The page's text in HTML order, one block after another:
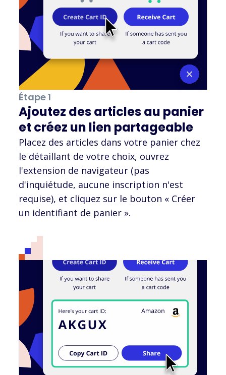
Étape 1
Ajoutez des articles au panier
et créez un lien partageable
Placez des articles dans votre panier chez
le détaillant de votre choix, ouvrez
l'extension de navigateur (pas
d'inquiétude, aucune inscription n'est
requise), et cliquez sur le bouton « Créer
un identifiant de panier ».